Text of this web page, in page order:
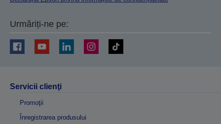
Urmăriți-ne pe:
Servicii clienţi
Promoţii
Înregistrarea produsului